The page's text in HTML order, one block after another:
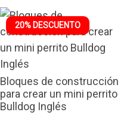
20% DESCUENTO
Bloques de construcción
para crear un mini perrito
Bulldog Inglés